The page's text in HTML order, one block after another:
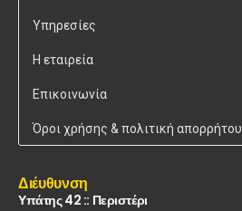
Υπηρεσίες
Η εταιρεία
Επικοινωνία
Όροι χρήσης & πολιτική απορρήτου
Διέυθυνση
Υπάτης 42 :: Περιστέρι